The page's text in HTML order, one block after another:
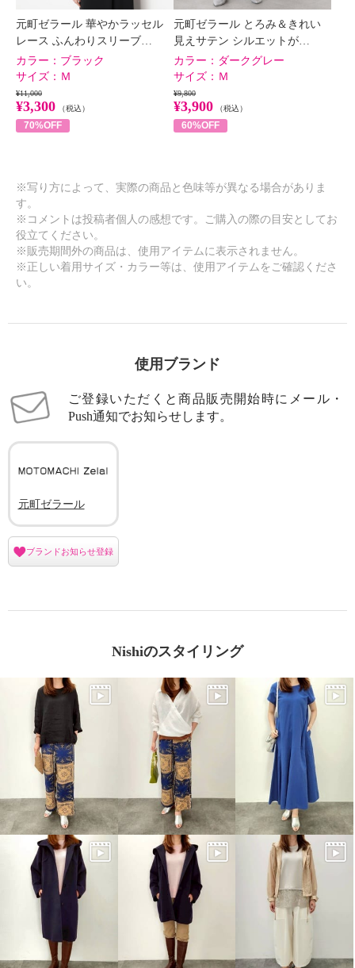
元町ゼラール 華やかラッセル
レース ふんわりスリーブ…
カラー： ブラック
サイズ： Ｍ
¥11,000
¥3,300 （税込）
70%OFF
元町ゼラール とろみ＆きれい
見えサテン シルエットが…
カラー： ダークグレー
サイズ： Ｍ
¥9,800
¥3,900 （税込）
60%OFF
※写り方によって、実際の商品と色味等が異なる場合がありま
す。
※コメントは投稿者個人の感想です。ご購入の際の目安としてお
役立てください。
※販売期間外の商品は、使用アイテムに表示されません。
※正しい着用サイズ・カラー等は、使用アイテムをご確認くださ
い。
使用ブランド
ご登録いただくと商品販売開始時にメール・
Push通知でお知らせします。
元町ゼラール
ブランドお知らせ登録
Nishiのスタイリング